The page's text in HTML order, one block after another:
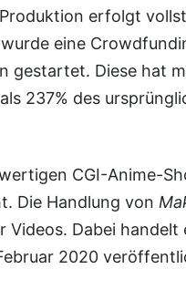
erfolgt
eine
gestartet. Diese hat
237% des
Die Handlung von
Videos. Dabei handelt
2020